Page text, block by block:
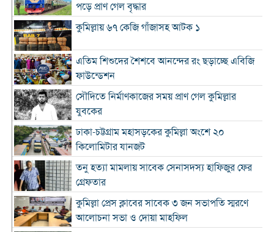
পড়ে প্রাণ গেল বৃদ্ধার
কুমিল্লায় ৬৭ কেজি গাঁজাসহ আটক ১
এতিম শিশুদের শৈশবে আনন্দের রং ছড়াচ্ছে এবিজি
ফাউন্ডেশন
সৌদিতে নির্মাণকাজের সময় প্রাণ গেল কুমিল্লার
যুবকের
ঢাকা-চট্টগ্রাম মহাসড়কের কুমিল্লা অংশে ২০
কিলোমিটার যানজট
তনু হত্যা মামলায় সাবেক সেনাসদস্য হাফিজুর ফের
গ্রেফতার
কুমিল্লা প্রেস ক্লাবের সাবেক ৩ জন সভাপতি স্মরণে
আলোচনা সভা ও দোয়া মাহফিল